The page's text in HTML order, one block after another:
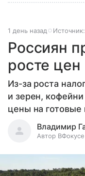
1 день назад Источник:
Россиян
росте
Из-за роста
и зерен,
цены на готовые
Владимир
Автор